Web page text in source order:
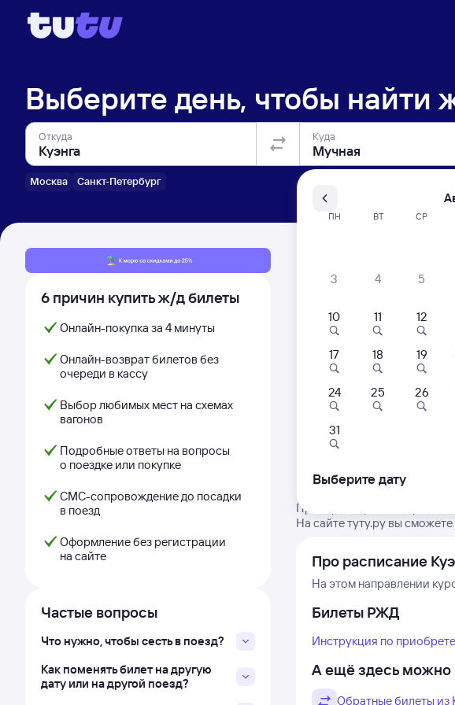
Выберите день, чтобы найти
Откуда
Москва Санкт-Петербург
Куда
6 причин купить ж/д билеты
Онлайн-покупка за 4 минуты
Онлайн-возврат билетов без
очереди в кассу
Выбор любимых мест на схемах
вагонов
Подробные ответы на вопросы
о поездке или покупке
СМС-сопровождение до посадки
в поезд
Оформление без регистрации
на сайте
Частые вопросы
Что нужно, чтобы сесть в поезд?
Как поменять билет на другую
дату или на другой поезд?
Расписание
Проверьте время
На сайте туту.ру вы
Про расписание
На этом направлении
Билеты РЖД
Инструкция по
А ещё здесь можно
Обратные билеты из
ПН ВТ СР
3 4 5
10 11 12
17 18 19
24 25 26
31
Выберите дату